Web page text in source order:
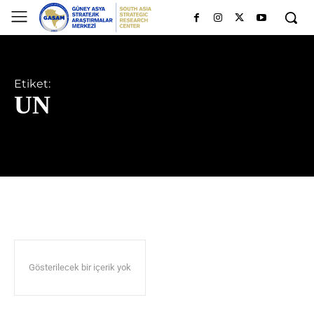
Etiket:
UN
Gösterilecek bir içerik yok